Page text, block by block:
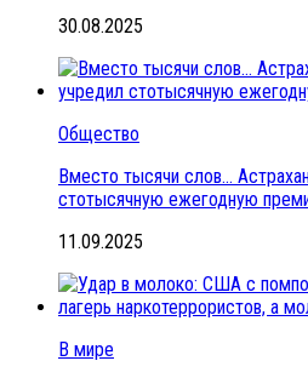
30.08.2025
Общество
Вместо тысячи слов…
стотысячную ежегодную
11.09.2025
В мире